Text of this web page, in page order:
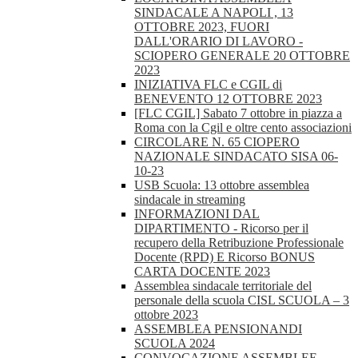
SINDACALE A NAPOLI , 13
OTTOBRE 2023, FUORI
DALL'ORARIO DI LAVORO -
SCIOPERO GENERALE 20 OTTOBRE
2023
INIZIATIVA FLC e CGIL di
BENEVENTO 12 OTTOBRE 2023
[FLC CGIL] Sabato 7 ottobre in piazza a
Roma con la Cgil e oltre cento associazioni
CIRCOLARE N. 65 CIOPERO
NAZIONALE SINDACATO SISA 06-
10-23
USB Scuola: 13 ottobre assemblea
sindacale in streaming
INFORMAZIONI DAL
DIPARTIMENTO - Ricorso per il
recupero della Retribuzione Professionale
Docente (RPD) E Ricorso BONUS
CARTA DOCENTE 2023
Assemblea sindacale territoriale del
personale della scuola CISL SCUOLA – 3
ottobre 2023
ASSEMBLEA PENSIONANDI
SCUOLA 2024